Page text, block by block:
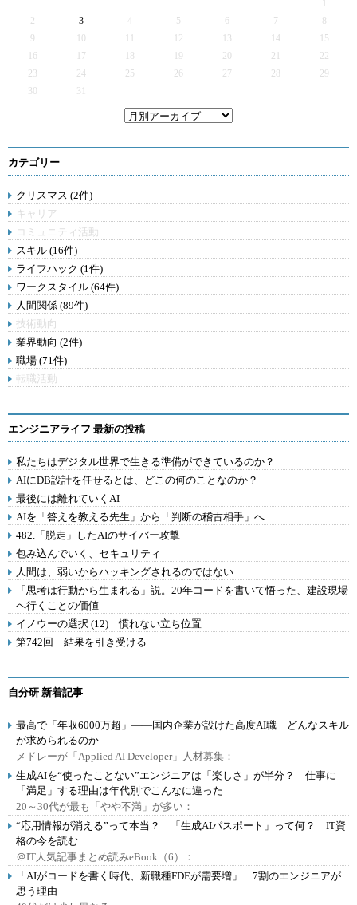
2
3 4 5 6 7
9
12 13 14
15
16
17 19 20 21
22
23
24 25 26 27 28
29
30
31
カテゴリー
クリスマス (2件)
キャリア
コミュニティ活動
スキル (16件)
ライフハック (1件)
ワークスタイル (64件)
人間関係 (89件)
技術動向
業界動向 (2件)
職場 (71件)
転職活動
エンジニアライフ 最新の投稿
私たちはデジタル世界で生きる準備ができているのか？
AIにDB設計を任せるとは、どこの何のことなのか？
最後には離れていくAI
AIを「答えを教える先生」から「判断の稽古相手」へ
482.「脱走」したAIのサイバー攻撃
包み込んでいく、セキュリティ
人間は、弱いからハッキングされるのではない
「思考は行動から生まれる」説。20年コードを書いて悟った、建設現場
へ行くことの価値
イノウーの選択 (12) 慣れない立ち位置
第742回 結果を引き受ける
自分研 新着記事
最高で「年収6000万超」――国内企業が設けた高度AI職 どんなスキル
が求められるのか
メドレーが「Applied AI Developer」人材募集：
生成AIを“使ったことない”エンジニアは「楽しさ」が半分？ 仕事に
「満足」する理由は年代別でこんなに違った
20～30代が最も「やや不満」が多い：
“応用情報が消える”って本当？ 「生成AIパスポート」って何？ IT資
格の今を読む
＠IT人気記事まとめ読みeBook（6）：
「AIがコードを書く時代、新職種FDEが需要増」 7割のエンジニアが
思う理由